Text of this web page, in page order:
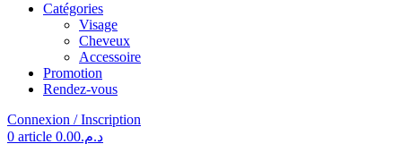
Catégories
Visage
Cheveux
Accessoire
Promotion
Rendez-vous
Connexion / Inscription
0 article د.م.0.00